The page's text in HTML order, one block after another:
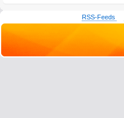
RSS-Feeds